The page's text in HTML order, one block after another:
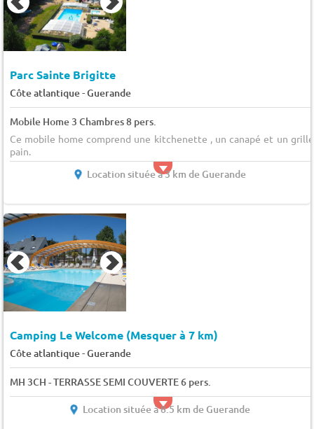
Parc Sainte Brigitte
Côte atlantique-Guerande
Mobile Home 3 Chambres 8 pers.
Ce mobile home comprend une kitchenette , un canapé et un
pain.
Location située à 3 km de Guerande
Camping Le Welcome (Mesquer à 7 km)
Côte atlantique-Guerande
MH 3CH - TERRASSE SEMI COUVERTE 6 pers.
Location située à 8.5 km de Guerande